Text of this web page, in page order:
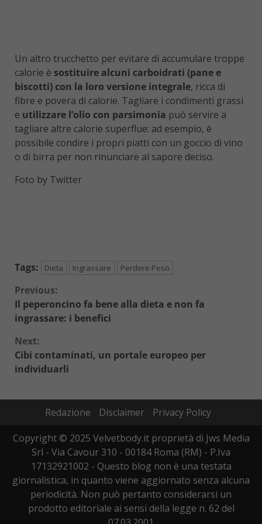
Un altro trucchetto per evitare di accumulare troppe
calorie è sostituire alcuni carboidrati (pane e
biscotti) con la loro versione integrale, ricca di
fibre e povera di calorie. Tagliare i condimenti grassi
e utilizzare l’olio con parsimonia può servire a
tagliare altre calorie superflue: ad esempio, è
possibile condire i propri piatti con un goccio di vino
o di birra per non rinunciare al sapore deciso.
Foto by Twitter
Tags: Dieta Ingrassare Perdere Peso
Continue
Reading
Previous:
Il peperoncino fa bene alla dieta e non fa
ingrassare: i benefici
Next:
Cibi contaminati, un portale europeo per
individuarli
Redazione Disclaimer
Privacy Policy
Copyright © 2025 Velvetbody.it proprietà di Jws Media
Srl - Via Cavour 310 - 00184 Roma (RM) - P.Iva
17132921002 - Questo blog non è una testata
giornalistica, in quanto viene aggiornato senza alcuna
periodicità. Non può pertanto considerarsi un
prodotto editoriale ai sensi della legge n. 62 del